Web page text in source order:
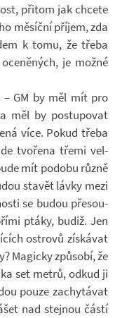
při­tom jak chcete
mě­síční pří­jem, zda
k tomu, že třeba
je možné
GM by měl mít pro
měl by po­stu­po­vat
více. Pokud třeba
tvo­řena třemi vel­
mít po­dobu různě
sta­vět lávky mezi
se budou pře­sou­
ptáky, budiž. Jen
os­t­rovů zís­ká­vat
Ma­gicky způ­sobí, že
set metrů, odkud ji
pouze za­chy­tá­vat
nad stej­nou částí